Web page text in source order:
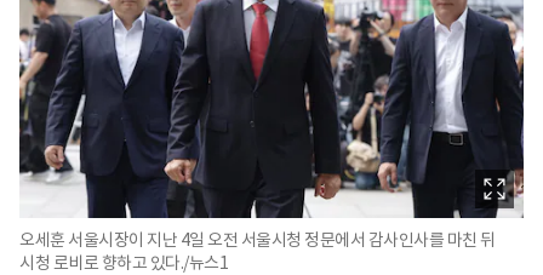
오세훈 서울시장이 지난 4일 오전 서울시청 정문에서 감사인사를 마친 뒤
시청 로비로 향하고 있다./뉴스1